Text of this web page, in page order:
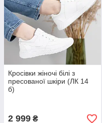
Кросівки жіночі білі з
пресованої шкіри (ЛК 14
б)
2 999 ₴